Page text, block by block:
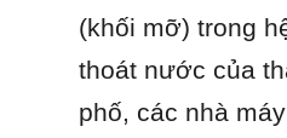
(khối mỡ) trong
thoát nước của
phố, các nhà